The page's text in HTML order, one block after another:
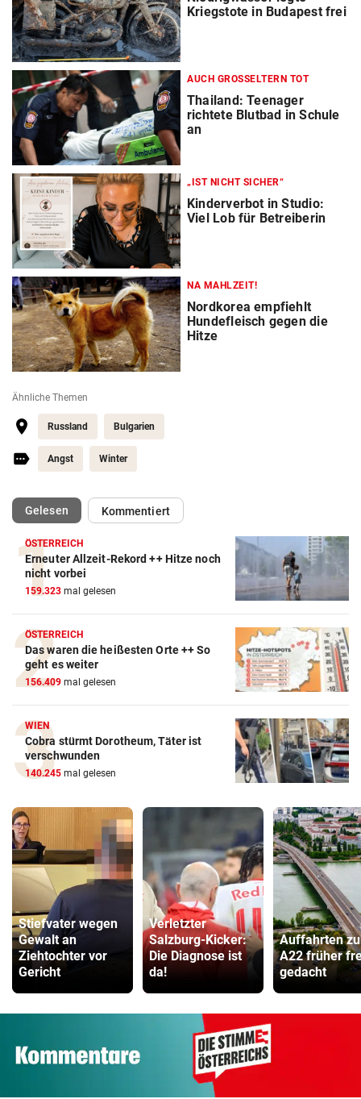
Kriegstote in Budapest frei
AUCH GROSSELTERN TOT
Thailand: Teenager
richtete Blutbad in Schule
an
„IST NICHT SICHER“
Kinderverbot in Studio:
Viel Lob für Betreiberin
NA MAHLZEIT!
Nordkorea empfiehlt
Hundefleisch gegen die
Hitze
Ähnliche Themen
Russland Bulgarien
Angst Winter
Gelesen(ausgewählt)Kommentiert
ÖSTERREICH
Erneuter Allzeit-Rekord ++ Hitze noch
nicht vorbei
159.323 mal gelesen
ÖSTERREICH
Das waren die heißesten Orte ++ So
geht es weiter
156.409 mal gelesen
WIEN
Cobra stürmt Dorotheum, Täter ist
verschwunden
140.245 mal gelesen
Stiefvater wegen
Gewalt an
Ziehtochter vor
Gericht
Verletzter
Salzburg-Kicker:
Die Diagnose ist
da!
Auffahrten
A22 früher
gedacht